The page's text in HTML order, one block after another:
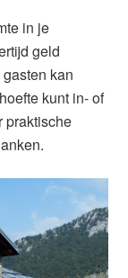
in je
geld
kan
kunt in- of
praktische